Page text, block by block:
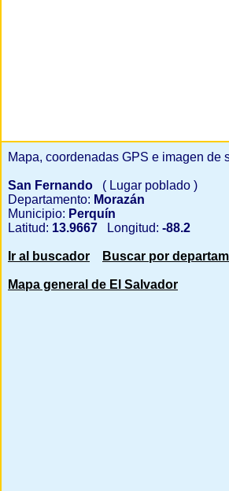
Mapa, coordenadas GPS e imagen de
San Fernando
( Lugar poblado )
Departamento: Morazán
Municipio: Perquín
Latitud: 13.9667 Longitud: -88.2
Ir al buscador Buscar por
Mapa general de El Salvador